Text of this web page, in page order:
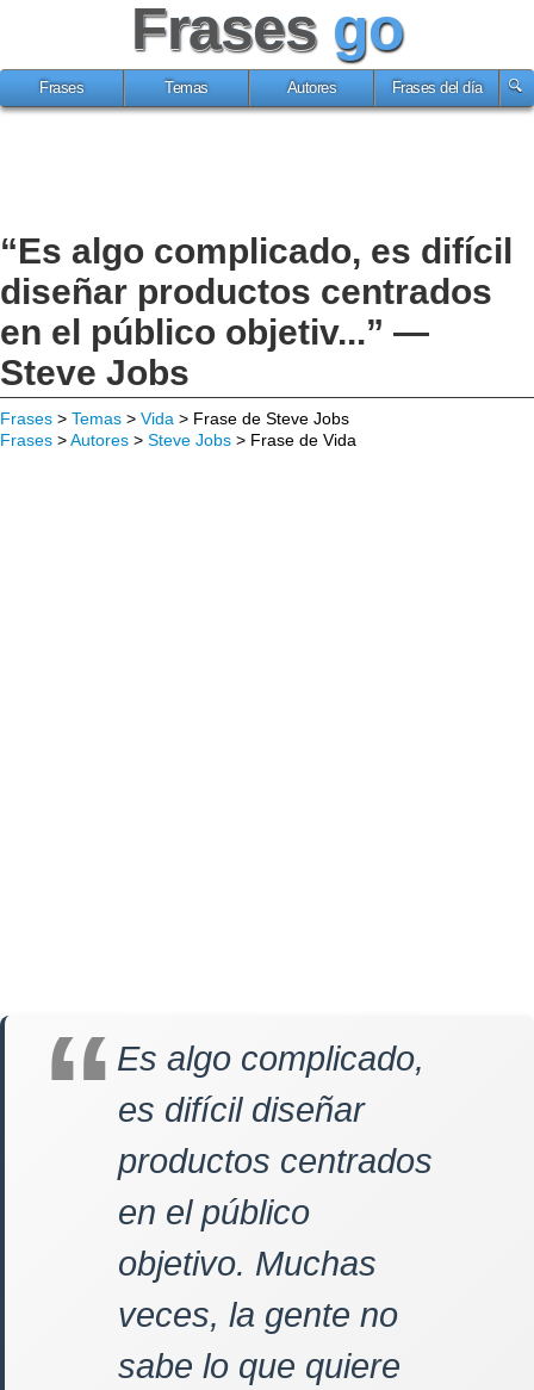
Frases go
Frases Temas Autores Frases del día
“Es algo complicado, es difícil
diseñar productos centrados
en el público objetiv...” —
Steve Jobs
Frases > Temas > Vida > Frase de Steve Jobs
Frases >Autores > Steve Jobs > Frase de Vida
Es algo complicado,
es difícil diseñar
productos centrados
en el público
objetivo. Muchas
veces, la gente no
sabe lo que quiere